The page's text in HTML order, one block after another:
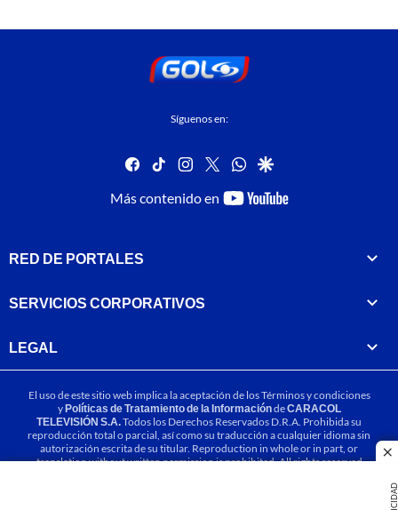
Síguenos en:
facebook
tiktok instagram
twitterwhatsapp
google
Más contenido en
youtube-
RED DE PORTALES
SERVICIOS CORPORATIVOS
LEGAL
El uso de este sitio web implica la aceptación de losTérminos y condiciones
yPolíticas de Tratamiento de la InformacióndeCARACOL
TELEVISIÓN S.A.Todos los Derechos Reservados D.R.A. Prohibida su
reproducción total o parcial, así como su traducción a cualquier idioma sin
autorización escrita de su titular. Reproduction in whole or in part, or
translation without written permission is prohibited. All rights reserved